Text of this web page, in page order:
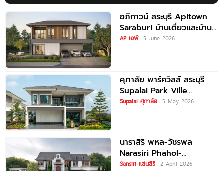
อภิทาวน์ สระบุรี Apitown
Saraburi บ้านเดี่ยวและบ้าน
แฝด ฟังก์ชันใหญ่ ทำเลติด
AP เอพี 5 June 2026
ศุภาลัย พาร์ควิลล์ สระบุรี
Supalai Park Ville
Saraburi บ้านเดี่ยวและบ้าน
Supalai ศุภาลัย 5 May 2026
นาราสิริ พหล-วัชรพล
Narasiri Phahol-
Watcharapol บ้านเดี่ยวหรู
Sansiri แสนสิริ 2 April 2026